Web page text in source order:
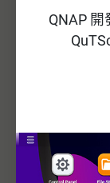
QNAP 開